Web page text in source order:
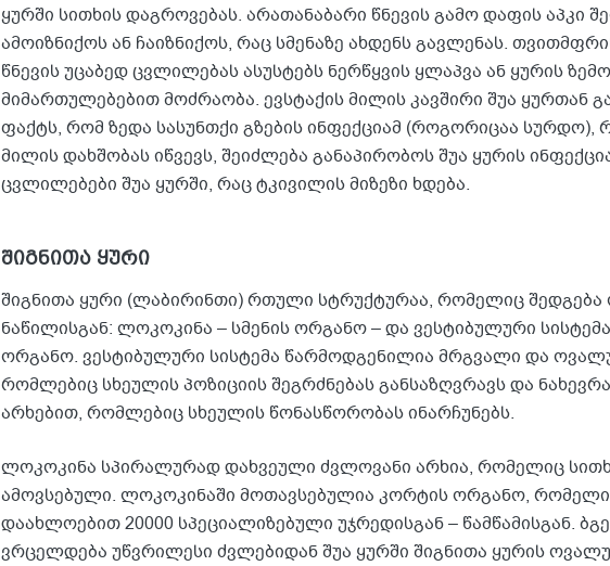
ყურში სითხის დაგროვებას. არათანაბარი წნევის გამო დაფის აპკი
ამოიზნიქოს ან ჩაიზნიქოს, რაც სმენაზე ახდენს გავლენას.
წნევის უცაბედ ცვლილებას ასუსტებს ნერწყვის ყლაპვა ან ყურის
მიმართულებებით მოძრაობა. ევსტაქის მილის კავშირი შუა ყურთან
ფაქტს, რომ ზედა სასუნთქი გზების ინფექციამ (როგორიცაა სურდო),
მილის დახშობას იწვევს, შეიძლება განაპირობოს შუა ყურის
ცვლილებები შუა ყურში, რაც ტკივილის მიზეზი ხდება.
შიგნითა ყური
შიგნითა ყური (ლაბირინთი) რთული სტრუქტურაა, რომელიც
ნაწილისგან: ლოკოკინა – სმენის ორგანო – და ვესტიბულური
ორგანო. ვესტიბულური სისტემა წარმოდგენილია მრგვალი და
რომლებიც სხეულის პოზიციის შეგრძნებას განსაზღვრავს და
არხებით, რომლებიც სხეულის წონასწორობას ინარჩუნებს.
ლოკოკინა სპირალურად დახვეული ძვლოვანი არხია, რომელიც
ამოვსებული. ლოკოკინაში მოთავსებულია კორტის ორგანო,
დაახლოებით 20000 სპეციალიზებული უჯრედისგან – წამწამისგან.
ვრცელდება უწვრილესი ძვლებიდან შუა ყურში შიგნითა ყურის